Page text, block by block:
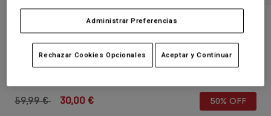
Gafas de protección
Recambios
Calcetines
Mochilas y accesorios
Recambios
Camisas
Ver todo
Niños
Camisetas
Botas
Protecciones
Guantes
Gafas de Protección
Camiseta Técnica 180 Pro Circuit
Price reduced from
59,99 €to30,00 € 50% OFF
Administrar Preferencias
Rechazar Cookies Opcionales Aceptar y Continuar